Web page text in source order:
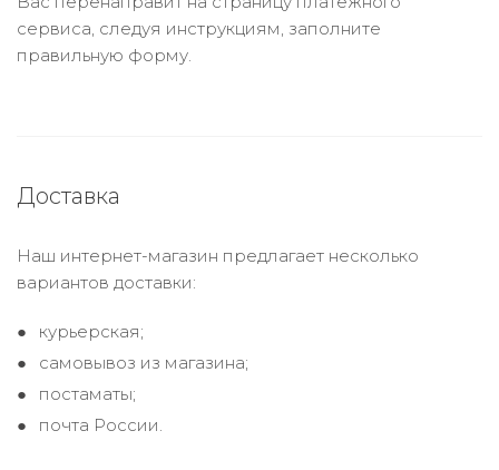
сервиса, следуя инструкциям, заполните
правильную форму.
Доставка
Наш интернет-магазин предлагает несколько
вариантов доставки:
курьерская;
самовывоз из магазина;
постаматы;
почта России.